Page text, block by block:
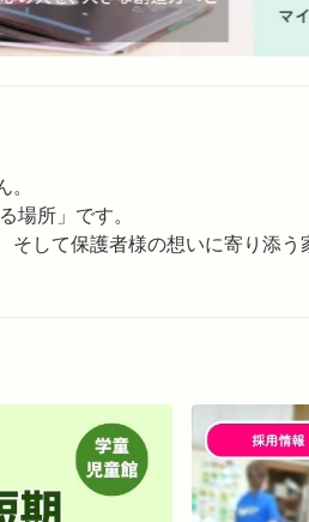
。
場所」です。
して保護者様の想いに寄り添